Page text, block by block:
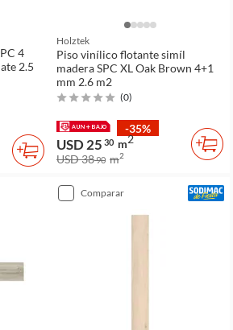
4
2.5
Holztek
Piso vinílico flotante simíl
madera SPC XL Oak Brown 4+1
mm 2.6 m2
(0)
-35%
USD 25 30 m2
USD 3890 m2
comparar